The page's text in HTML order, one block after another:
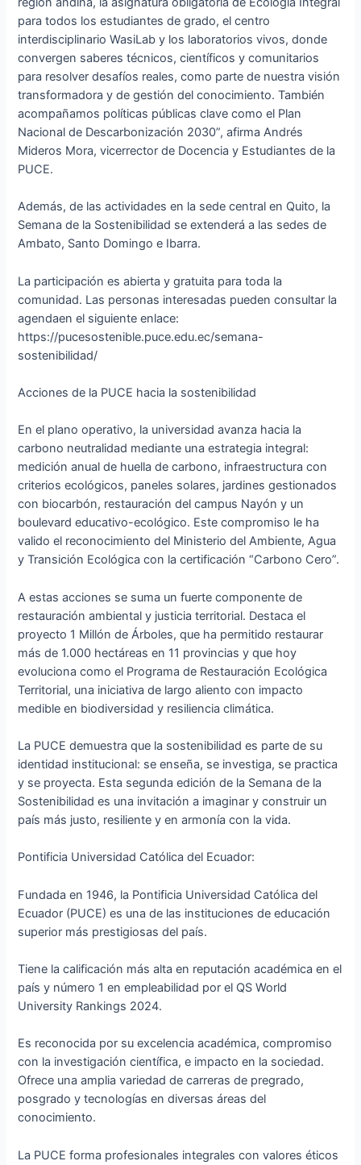
para todos los estudiantes de grado, el centro
interdisciplinario WasiLab y los laboratorios vivos, donde
convergen saberes técnicos, científicos y comunitarios
para resolver desafíos reales, como parte de nuestra visión
transformadora y de gestión del conocimiento. También
acompañamos políticas públicas clave como el Plan
Nacional de Descarbonización 2030”, afirma Andrés
Mideros Mora, vicerrector de Docencia y Estudiantes de la
PUCE.
Además, de las actividades en la sede central en Quito, la
Semana de la Sostenibilidad se extenderá a las sedes de
Ambato, Santo Domingo e Ibarra.
La participación es abierta y gratuita para toda la
comunidad. Las personas interesadas pueden consultar la
agendaen el siguiente enlace:
https://pucesostenible.puce.edu.ec/semana-
sostenibilidad/
Acciones de la PUCE hacia la sostenibilidad
En el plano operativo, la universidad avanza hacia la
carbono neutralidad mediante una estrategia integral:
medición anual de huella de carbono, infraestructura con
criterios ecológicos, paneles solares, jardines gestionados
con biocarbón, restauración del campus Nayón y un
boulevard educativo-ecológico. Este compromiso le ha
valido el reconocimiento del Ministerio del Ambiente, Agua
y Transición Ecológica con la certificación “Carbono Cero”.
A estas acciones se suma un fuerte componente de
restauración ambiental y justicia territorial. Destaca el
proyecto 1 Millón de Árboles, que ha permitido restaurar
más de 1.000 hectáreas en 11 provincias y que hoy
evoluciona como el Programa de Restauración Ecológica
Territorial, una iniciativa de largo aliento con impacto
medible en biodiversidad y resiliencia climática.
La PUCE demuestra que la sostenibilidad es parte de su
identidad institucional: se enseña, se investiga, se practica
y se proyecta. Esta segunda edición de la Semana de la
Sostenibilidad es una invitación a imaginar y construir un
país más justo, resiliente y en armonía con la vida.
Pontificia Universidad Católica del Ecuador:
Fundada en 1946, la Pontificia Universidad Católica del
Ecuador (PUCE) es una de las instituciones de educación
superior más prestigiosas del país.
Tiene la calificación más alta en reputación académica en el
país y número 1 en empleabilidad por el QS World
University Rankings 2024.
Es reconocida por su excelencia académica, compromiso
con la investigación científica, e impacto en la sociedad.
Ofrece una amplia variedad de carreras de pregrado,
posgrado y tecnologías en diversas áreas del
conocimiento.
La PUCE forma profesionales integrales con valores éticos